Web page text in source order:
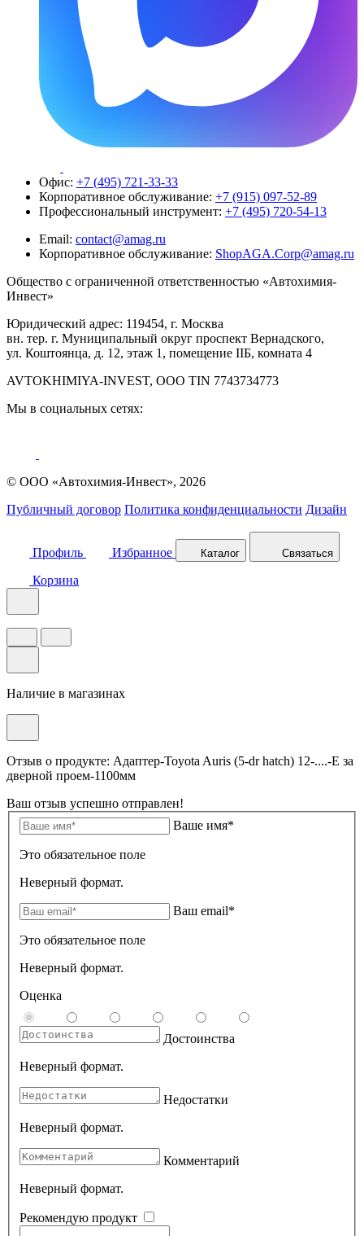
Офис: +7 (495) 721-33-33
Корпоративное обслуживание: +7 (915) 097-52-89
Профессиональный инструмент: +7 (495) 720-54-13
Email: contact@amag.ru
Корпоративное обслуживание: ShopAGA.Corp@amag.ru
Общество с ограниченной ответственностью «Автохимия-
Инвест»
Юридический адрес: 119454, г. Москва
вн. тер. г. Муниципальный округ проспект Вернадского,
ул. Коштоянца, д. 12, этаж 1, помещение IIБ, комната 4
AVTOKHIMIYA-INVEST, OOO TIN 7743734773
Мы в социальных сетях:
© ООО «Автохимия-Инвест», 2026
Публичный договор Политика конфиденциальности Дизайн
Профиль Избранное Каталог Связаться
Корзина
Наличие в магазинах
Отзыв о продукте: Адаптер-Toyota Auris (5-dr hatch) 12-....-E за
дверной проем-1100мм
Ваш отзыв успешно отправлен!
Ваше имя*
Это обязательное поле
Неверный формат.
Ваш email*
Это обязательное поле
Неверный формат.
Оценка
Достоинства
Неверный формат.
Недостатки
Неверный формат.
Комментарий
Неверный формат.
Рекомендую продукт